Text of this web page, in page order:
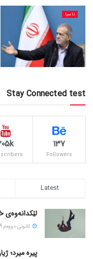
ئاسیا
Stay Connected test
137
Followers
Latest
لێکدانەوەی
كانونی دووه‌م 19, 2025
پیره میرد؛